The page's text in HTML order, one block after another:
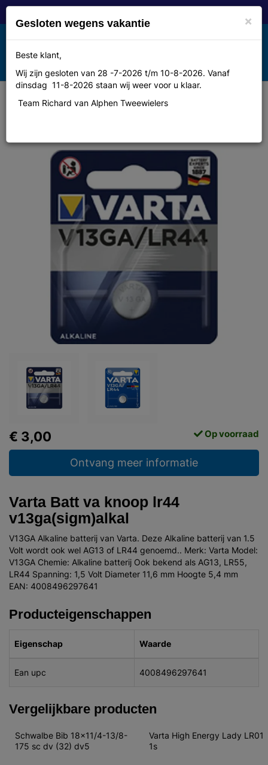
Toggle
navigation
MENU
Varta Batt va knoop lr44
€ 3,00 Op voorraad
Ontvang meer informatie
Varta Batt va knoop lr44
v13ga(sigm)alkal
V13GA Alkaline batterij van Varta. Deze Alkaline batterij van 1.5
Volt wordt ook wel AG13 of LR44 genoemd.. Merk: Varta Model:
V13GA Chemie: Alkaline batterij Ook bekend als AG13, LR55,
LR44 Spanning: 1,5 Volt Diameter 11,6 mm Hoogte 5,4 mm
EAN: 4008496297641
Producteigenschappen
Eigenschap Waarde
Ean upc 4008496297641
Vergelijkbare producten
Schwalbe Bib 18x11/4-13/8-
175 sc dv (32) dv5
Varta High Energy Lady LR01
1s
×
Gesloten wegens vakantie
Beste klant,
Wij zijn gesloten van 28 -7-2026 t/m 10-8-2026. Vanaf
dinsdag 11-8-2026 staan wij weer voor u klaar.
Team Richard van Alphen Tweewielers